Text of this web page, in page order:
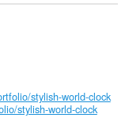
stylish-world-clock
stylish-world-clock